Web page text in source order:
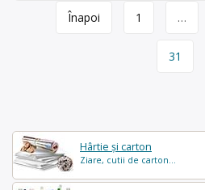
Hârtie și carton
Ziare, cutii de carton...
PageÎnapoi 1 …
31